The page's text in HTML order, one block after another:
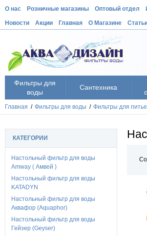
О нас Розничные магазины Оптовый отдел
Новости Акции Главная О Магазине
Фильтры для
воды
Сантехника
Главная / Фильтры для воды / Фильтры для
КАТЕГОРИИ
Настольный фильтр для воды
Amway ( Амвей )
Настольный фильтр для воды
KATADYN
Настольный фильтр для воды
Аквафор (Aquaphor)
Настольный фильтр для воды
Гейзер (Geyser)